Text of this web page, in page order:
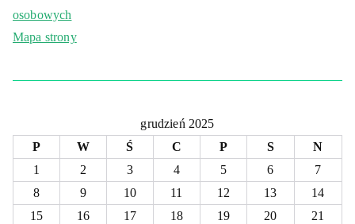
osobowych
Mapa strony
grudzień 2025
P
W Ś C P S
N
1
2 3 4 5 6
7
8
9 10 11 12 13
14
15
16 17 18 19 20
21